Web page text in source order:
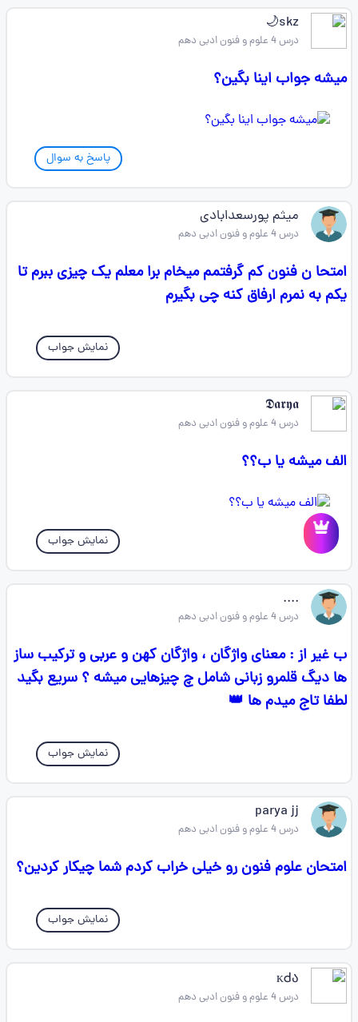
skz🌙
درس 4 علوم و فنون ادبی دهم
میشه جواب اینا بگین؟
پاسخ به سوال
میثم پورسعدابادی
درس 4 علوم و فنون ادبی دهم
امتحا ن فنون کم گرفتمم میخام برا معلم یک چیزی ببرم تا
یکم به نمرم ارفاق کنه چی بگیرم
نمایش جواب
𝕯𝖆𝖗𝖞𝖆
درس 4 علوم و فنون ادبی دهم
الف میشه یا ب؟؟
نمایش جواب
....
درس 4 علوم و فنون ادبی دهم
ب غیر از : معنای واژگان ، واژگان کهن و عربی و ترکیب ساز
ها دیگ قلمرو زبانی شامل چ چیزهایی میشه ؟ سریع بگید
لطفا تاج میدم ها 👑
نمایش جواب
parya jj
درس 4 علوم و فنون ادبی دهم
امتحان علوم فنون رو خیلی خراب کردم شما چیکار کردین؟
نمایش جواب
ᴋ𑫙ა
درس 4 علوم و فنون ادبی دهم